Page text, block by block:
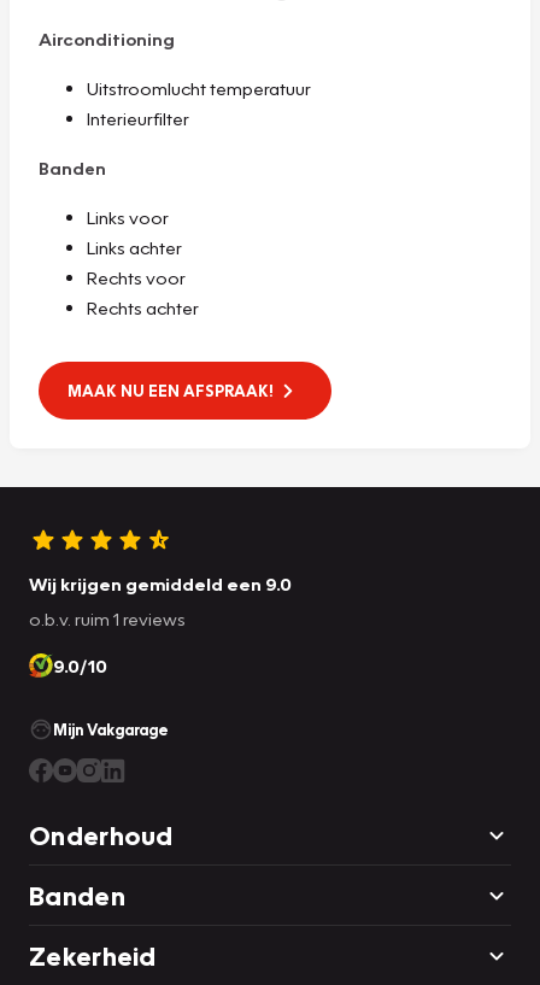
Airconditioning
Uitstroomlucht temperatuur
Interieurfilter
Banden
Links voor
Links achter
Rechts voor
Rechts achter
MAAK NU EEN AFSPRAAK!
Wij krijgen gemiddeld een 9.0
o.b.v. ruim 1 reviews
9.0/10
Mijn Vakgarage
Onderhoud
Banden
Zekerheid